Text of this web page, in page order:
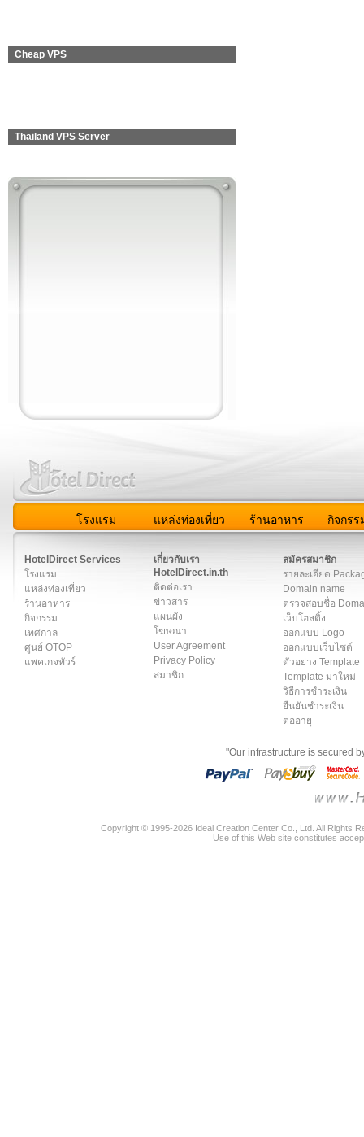
Cheap VPS
Thailand VPS Server
โรงแรม แหล่งท่องเที่ยว ร้านอาหาร กิจกรร
HotelDirect Services
โรงแรม
แหล่งท่องเที่ยว
ร้านอาหาร
กิจกรรม
เทศกาล
ศูนย์ OTOP
แพคเกจทัวร์
เกี่ยวกับเรา
HotelDirect.in.th
ติดต่อเรา
ข่าวสาร
แผนผัง
โฆษณา
User Agreement
Privacy Policy
สมาชิก
สมัครสมาชิก
รายละเอียด
Domain name
ตรวจสอบชื่อ
เว็บโฮสติ้ง
ออกแบบ Logo
ออกแบบเว็บไซต์
ตัวอย่าง Template
Template มาใหม่
วิธีการชำระเงิน
ยืนยันชำระเงิน
ต่ออายุ
"Our infrastructure is secured
Copyright © 1995-2026 Ideal Creation Center Co., Ltd. All Rights
Use of this Web site constitutes